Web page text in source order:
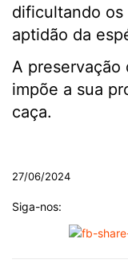
dificultando os
aptidão da
A
impõe a sua
caça.
27/06/2024
Siga-nos: